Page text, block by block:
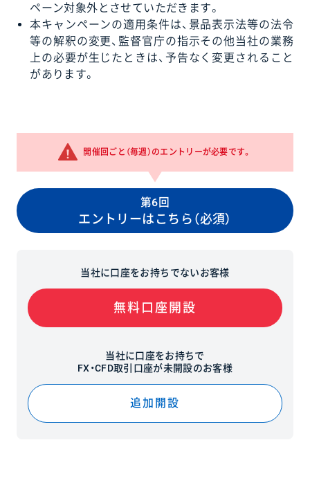
ペーン対象外とさせていただきます。
本キャンペーンの適用条件は、景品表示法等の法令
等の解釈の変更、監督官庁の指示その他当社の業務
上の必要が生じたときは、予告なく変更されること
があります。
開催回ごと（毎週）のエントリーが必要です。
第6回
エントリーはこちら（必須）
当社に口座をお持ちでないお客様
無料口座開設
当社に口座をお持ちで
FX・CFD取引口座が未開設のお客様
追加開設